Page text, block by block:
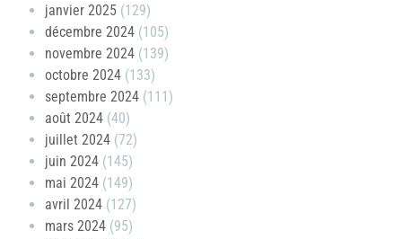
janvier 2025 (129)
décembre 2024 (105)
novembre 2024 (139)
octobre 2024 (133)
septembre 2024 (111)
août 2024 (40)
juillet 2024 (72)
juin 2024 (145)
mai 2024 (149)
avril 2024 (127)
mars 2024 (95)